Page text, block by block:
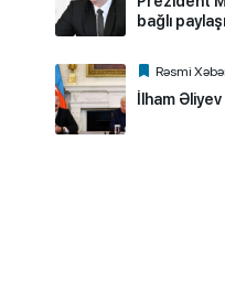
bağlı
Rəsmi
İlham